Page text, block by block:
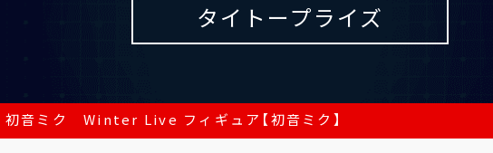
タイトープライズ
初音ミク Winter Live フィギュア【初音ミク】